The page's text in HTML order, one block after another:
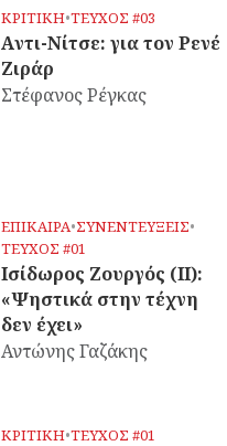
ΚΡΙΤΙΚΗ•ΤΕΥΧΟΣ #03
Aντι-Νίτσε: για τον Ρενέ
Ζιράρ
Στέφανος Ρέγκας
ΕΠΙΚΑΙΡΑ•ΣΥΝΕΝΤΕΥΞΕΙΣ•
ΤΕΥΧΟΣ #01
Ισίδωρος Ζουργός (II):
«Ψηστικά στην τέχνη
δεν έχει»
Αντώνης Γαζάκης
ΚΡΙΤΙΚΗ•ΤΕΥΧΟΣ #01